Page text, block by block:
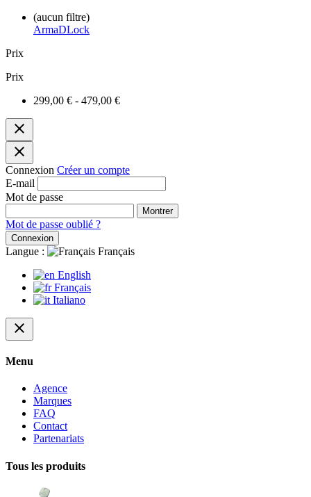
(aucun filtre)
ArmaDLock
Prix
Prix
299,00 € - 479,00 €
close
close
Connexion Créer un compte
E-mail
Mot de passe
Montrer
Mot de passe oublié ?
Connexion
Langue :
Français
English
Français
Italiano
close
Menu
Agence
Marques
FAQ
Contact
Partenariats
Tous les produits